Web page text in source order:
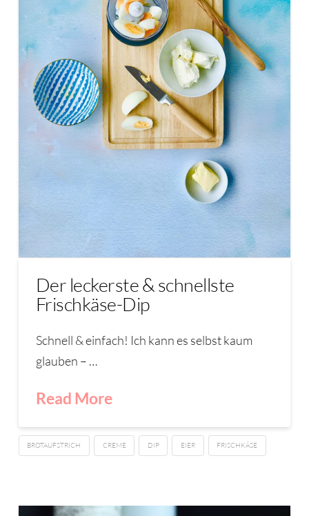
Der leckerste & schnellste
Frischkäse-Dip
Schnell & einfach! Ich kann es selbst kaum
glauben – …
Read More
BROTAUFSTRICH CREME DIP EIER FRISCHKÄSE